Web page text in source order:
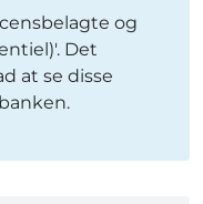
og
Det
at se disse